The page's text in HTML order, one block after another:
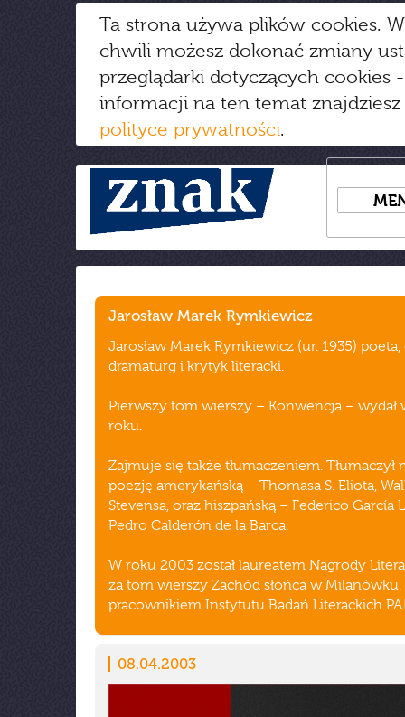
Ta strona używa plików cookies.
chwili możesz dokonać zmiany
przeglądarki dotyczących cookies
informacji na ten temat
polityce prywatności.
Jarosław Marek Rymkiewicz
Jarosław Marek Rymkiewicz (ur. 1935) poeta,
dramaturg i krytyk literacki.
Pierwszy tom wierszy – Konwencja – wydał
roku.
Zajmuje się także tłumaczeniem. Tłumaczył
poezję amerykańską – Thomasa S. Eliota,
Stevensa, oraz hiszpańską – Federico García
Pedro Calderón de la Barca.
W roku 2003 został laureatem Nagrody
za tom wierszy Zachód słońca w Milanówku.
pracownikiem Instytutu Badań Literackich
08.04.2003